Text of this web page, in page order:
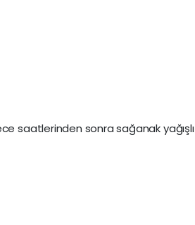
saatlerinden sonra sağanak yağışlı